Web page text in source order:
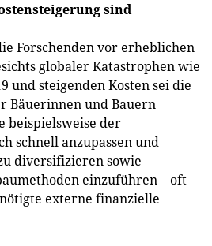
sind
Forschenden vor erheblichen
globaler Katastrophen wie
und steigenden Kosten sei die
Bäuerinnen und Bauern
beispielsweise der
schnell anzupassen und
diversifizieren sowie
einzuführen – oft
externe finanzielle